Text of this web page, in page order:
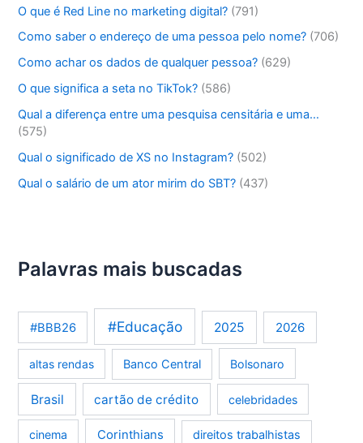
O que é Red Line no marketing digital? (791)
Como saber o endereço de uma pessoa pelo nome? (706)
Como achar os dados de qualquer pessoa? (629)
O que significa a seta no TikTok? (586)
Qual a diferença entre uma pesquisa censitária e uma…
(575)
Qual o significado de XS no Instagram? (502)
Qual o salário de um ator mirim do SBT? (437)
Palavras mais buscadas
#BBB26 #Educação 2025 2026
altas rendas Banco Central Bolsonaro
Brasil cartão de crédito celebridades
cinema Corinthians direitos trabalhistas